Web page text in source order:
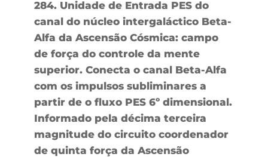
284. Unidade de Entrada PES do
canal do núcleo intergaláctico Beta-
Alfa da Ascensão Cósmica: campo
de força do controle da mente
superior. Conecta o canal Beta-Alfa
com os impulsos subliminares a
partir de o fluxo PES 6º dimensional.
Informado pela décima terceira
magnitude do circuito coordenador
de quinta força da Ascensão